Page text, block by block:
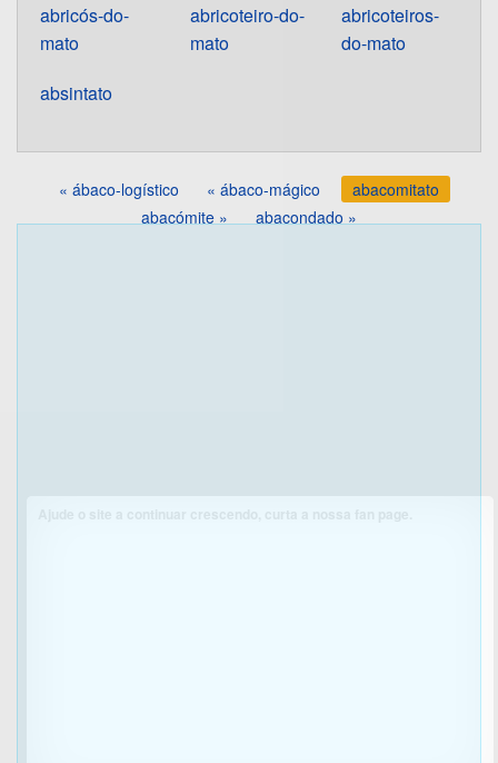
abricós-do-
mato
abricoteiro-do-
mato
abricoteiros-
do-mato
absintato
« ábaco-logístico « ábaco-mágico
abacomitato
abacómite »
abacondado »